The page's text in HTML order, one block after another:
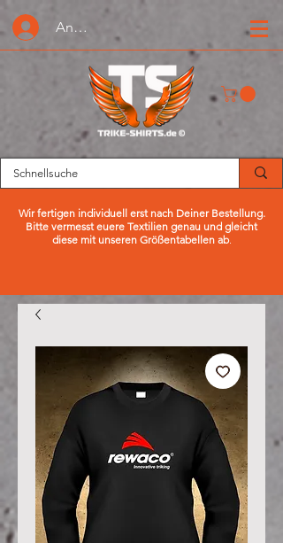
Anmelden oder Registrieren
Wir fertigen individuell erst nach Deiner Bestellung.
Bitte vermesst euere Textilien genau und gleicht
diese mit unseren Größentabellen ab.